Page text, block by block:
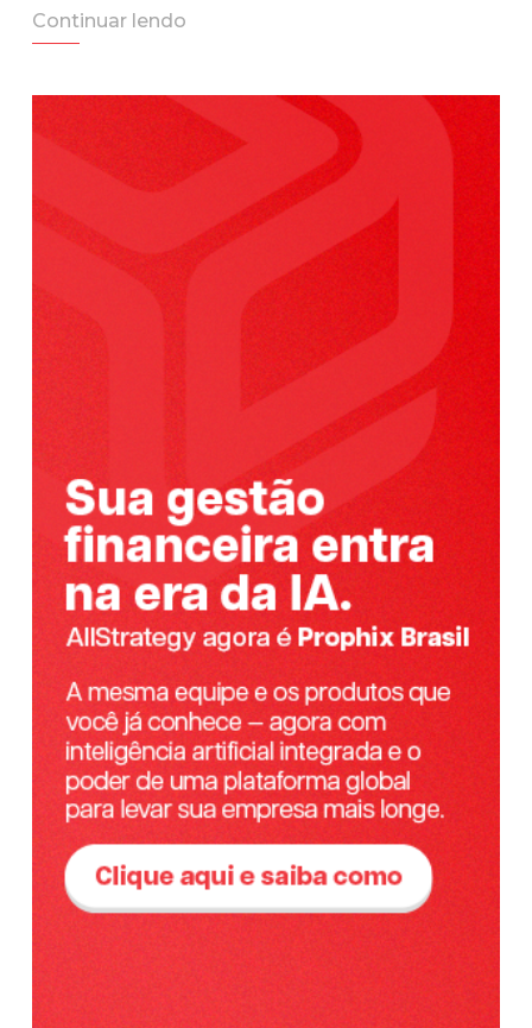
Continuar lendo